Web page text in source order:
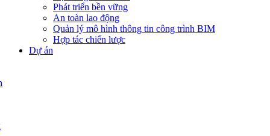
Phát triển bền vững
An toàn lao động
Quản lý mô hình thông tin công trình BIM
Hợp tác chiến lược
Dự án